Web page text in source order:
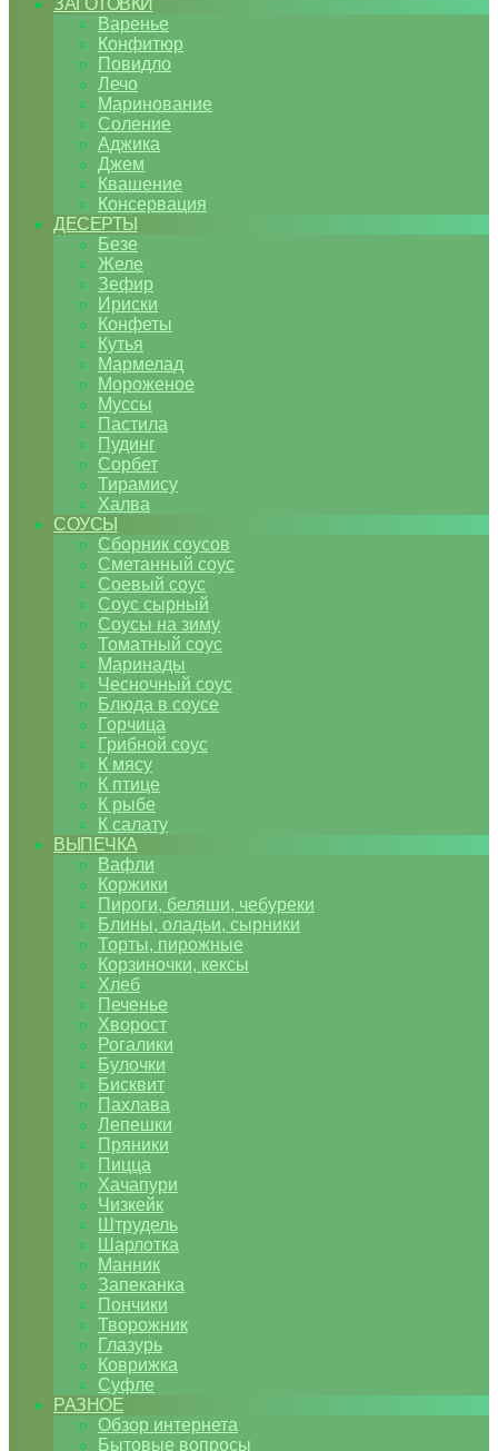
ЗАГОТОВКИ
Варенье
Конфитюр
Повидло
Лечо
Маринование
Соление
Аджика
Джем
Квашение
Консервация
ДЕСЕРТЫ
Безе
Желе
Зефир
Ириски
Конфеты
Кутья
Мармелад
Мороженое
Муссы
Пастила
Пудинг
Сорбет
Тирамису
Халва
СОУСЫ
Сборник соусов
Сметанный соус
Соевый соус
Соус сырный
Соусы на зиму
Томатный соус
Маринады
Чесночный соус
Блюда в соусе
Горчица
Грибной соус
К мясу
К птице
К рыбе
К салату
ВЫПЕЧКА
Вафли
Коржики
Пироги, беляши, чебуреки
Блины, оладьи, сырники
Торты, пирожные
Корзиночки, кексы
Хлеб
Печенье
Хворост
Рогалики
Булочки
Бисквит
Пахлава
Лепешки
Пряники
Пицца
Хачапури
Чизкейк
Штрудель
Шарлотка
Манник
Запеканка
Пончики
Творожник
Глазурь
Коврижка
Суфле
РАЗНОЕ
Обзор интернета
Бытовые вопросы